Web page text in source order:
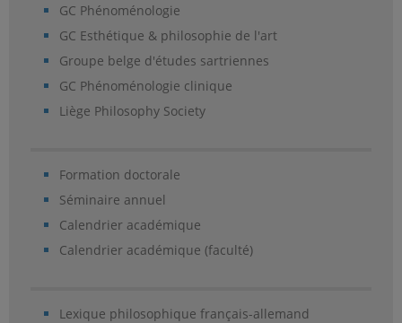
GC Phénoménologie
GC Esthétique & philosophie de l'art
Groupe belge d'études sartriennes
GC Phénoménologie clinique
Liège Philosophy Society
Formation doctorale
Séminaire annuel
Calendrier académique
Calendrier académique (faculté)
Lexique philosophique français-allemand